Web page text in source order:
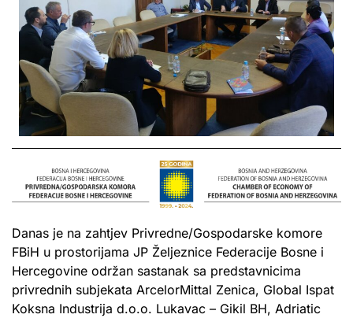
Danas je na zahtjev Privredne/Gospodarske komore
FBiH u prostorijama JP Željeznice Federacije Bosne i
Hercegovine održan sastanak sa predstavnicima
privrednih subjekata ArcelorMittal Zenica, Global Ispat
Koksna Industrija d.o.o. Lukavac – Gikil BH, Adriatic